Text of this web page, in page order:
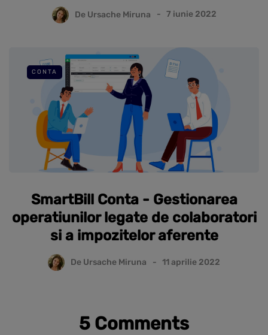
De Ursache Miruna 7 iunie 2022
CONTA
SmartBill Conta - Gestionarea
operatiunilor legate de colaboratori
si a impozitelor aferente
De Ursache Miruna 11 aprilie 2022
5 Comments